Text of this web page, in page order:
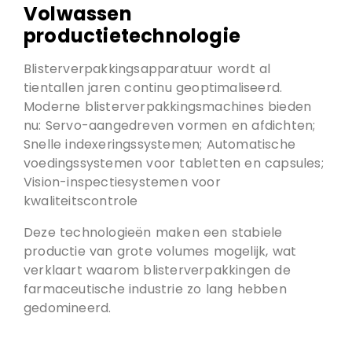
Volwassen
productietechnologie
Blisterverpakkingsapparatuur wordt al
tientallen jaren continu geoptimaliseerd.
Moderne blisterverpakkingsmachines bieden
nu: Servo-aangedreven vormen en afdichten;
Snelle indexeringssystemen; Automatische
voedingssystemen voor tabletten en capsules;
Vision-inspectiesystemen voor
kwaliteitscontrole
Deze technologieën maken een stabiele
productie van grote volumes mogelijk, wat
verklaart waarom blisterverpakkingen de
farmaceutische industrie zo lang hebben
gedomineerd.